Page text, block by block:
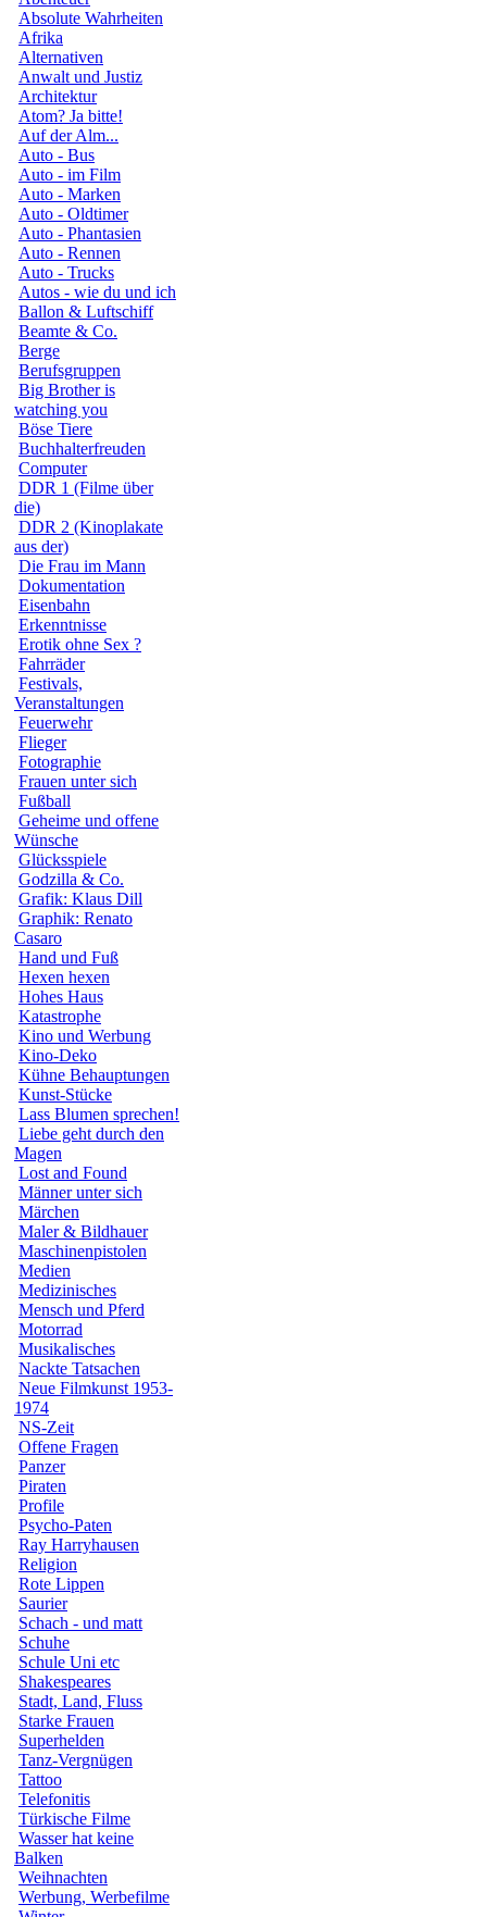
Absolute Wahrheiten
Afrika
Alternativen
Anwalt und Justiz
Architektur
Atom? Ja bitte!
Auf der Alm...
Auto - Bus
Auto - im Film
Auto - Marken
Auto - Oldtimer
Auto - Phantasien
Auto - Rennen
Auto - Trucks
Autos - wie du und ich
Ballon & Luftschiff
Beamte & Co.
Berge
Berufsgruppen
Big Brother is
watching you
Böse Tiere
Buchhalterfreuden
Computer
DDR 1 (Filme über
die)
DDR 2 (Kinoplakate
aus der)
Die Frau im Mann
Dokumentation
Eisenbahn
Erkenntnisse
Erotik ohne Sex ?
Fahrräder
Festivals,
Veranstaltungen
Feuerwehr
Flieger
Fotographie
Frauen unter sich
Fußball
Geheime und offene
Wünsche
Glücksspiele
Godzilla & Co.
Grafik: Klaus Dill
Graphik: Renato
Casaro
Hand und Fuß
Hexen hexen
Hohes Haus
Katastrophe
Kino und Werbung
Kino-Deko
Kühne Behauptungen
Kunst-Stücke
Lass Blumen sprechen!
Liebe geht durch den
Magen
Lost and Found
Männer unter sich
Märchen
Maler & Bildhauer
Maschinenpistolen
Medien
Medizinisches
Mensch und Pferd
Motorrad
Musikalisches
Nackte Tatsachen
Neue Filmkunst 1953-
1974
NS-Zeit
Offene Fragen
Panzer
Piraten
Profile
Psycho-Paten
Ray Harryhausen
Religion
Rote Lippen
Saurier
Schach - und matt
Schuhe
Schule Uni etc
Shakespeares
Stadt, Land, Fluss
Starke Frauen
Superhelden
Tanz-Vergnügen
Tattoo
Telefonitis
Türkische Filme
Wasser hat keine
Balken
Weihnachten
Werbung, Werbefilme